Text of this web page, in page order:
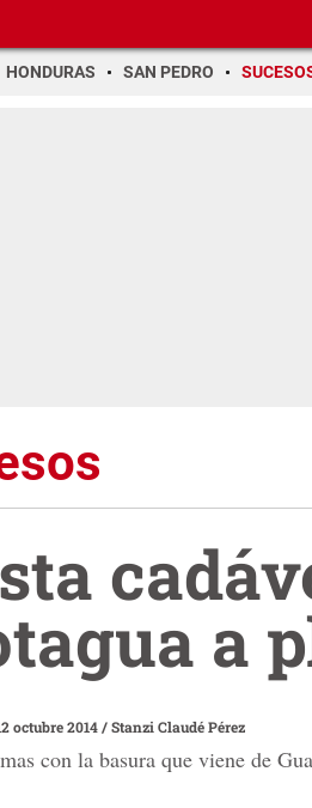
HONDURAS SAN PEDRO
a
octubre 2014/Stanzi Claudé Pérez
con la basura que viene de